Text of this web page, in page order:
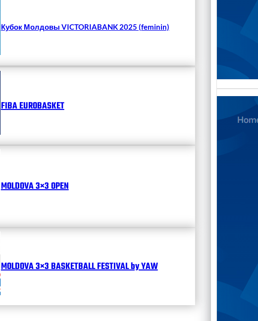
Кубок Молдовы VICTORIABANK 2025 (feminin)
FIBA EUROBASKET
MOLDOVA 3×3 OPEN
MOLDOVA 3×3 BASKETBALL FESTIVAL by YAW